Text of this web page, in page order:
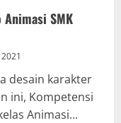
SMK
desain karakter
ini, Kompetensi
Animasi...